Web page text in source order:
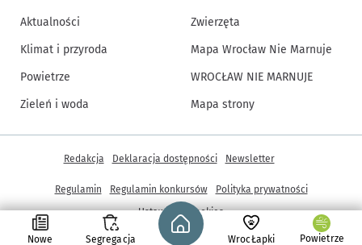
Nowe Segregacja
Strona główna - wroclaw.pl
WrocŁapki Powietrze
Aktualności
Klimat i przyroda
Powietrze
Zieleń i woda
Zwierzęta
Mapa Wrocław Nie Marnuje
WROCŁAW NIE MARNUJE
Mapa strony
© Copyright 2005-2026, ARAW S.A., Gmina Wrocław
Inne informacje
Redakcja Deklaracja dostępności Newsletter
Regulamin Regulamin konkursów
Polityka prywatności
Ustawienia cookies